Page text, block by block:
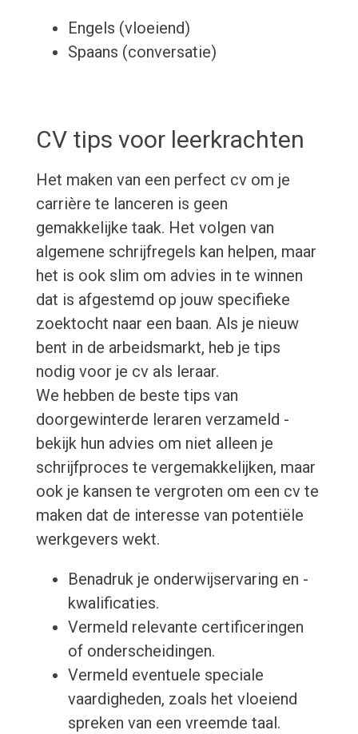
Engels (vloeiend)
Spaans (conversatie)
CV tips voor leerkrachten
Het maken van een perfect cv om je
carrière te lanceren is geen
gemakkelijke taak. Het volgen van
algemene schrijfregels kan helpen, maar
het is ook slim om advies in te winnen
dat is afgestemd op jouw specifieke
zoektocht naar een baan. Als je nieuw
bent in de arbeidsmarkt, heb je tips
nodig voor je cv als leraar.
We hebben de beste tips van
doorgewinterde leraren verzameld -
bekijk hun advies om niet alleen je
schrijfproces te vergemakkelijken, maar
ook je kansen te vergroten om een cv te
maken dat de interesse van potentiële
werkgevers wekt.
Benadruk je onderwijservaring en -
kwalificaties.
Vermeld relevante certificeringen
of onderscheidingen.
Vermeld eventuele speciale
vaardigheden, zoals het vloeiend
spreken van een vreemde taal.